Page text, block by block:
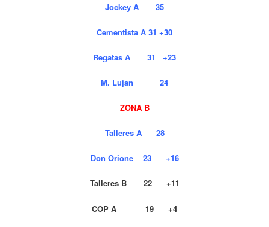
Jockey A 35
Cementista A 31 +30
Regatas A 31 +23
M. Lujan 24
ZONA B
Talleres A 28
Don Orione 23 +16
Talleres B 22 +11
COP A 19 +4